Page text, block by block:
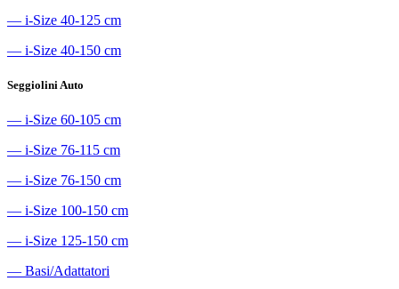
― i-Size 40-125 cm
― i-Size 40-150 cm
Seggiolini Auto
― i-Size 60-105 cm
― i-Size 76-115 cm
― i-Size 76-150 cm
― i-Size 100-150 cm
― i-Size 125-150 cm
― Basi/Adattatori